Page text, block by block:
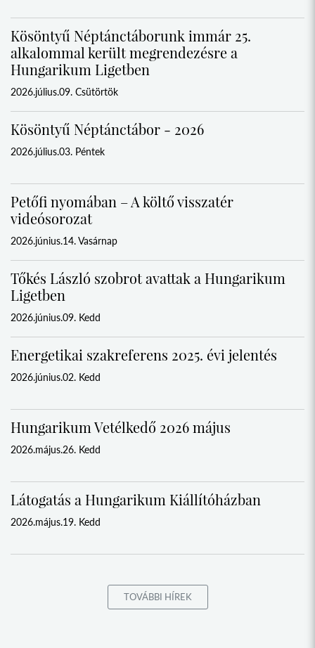
Kösöntyű Néptánctáborunk immár 25.
alkalommal került megrendezésre a
Hungarikum Ligetben
2026.július.09. Csütörtök
Kösöntyű Néptánctábor - 2026
2026.július.03. Péntek
Petőfi nyomában – A költő visszatér
videósorozat
2026.június.14. Vasárnap
Tőkés László szobrot avattak a Hungarikum
Ligetben
2026.június.09. Kedd
Energetikai szakreferens 2025. évi jelentés
2026.június.02. Kedd
Hungarikum Vetélkedő 2026 május
2026.május.26. Kedd
Látogatás a Hungarikum Kiállítóházban
2026.május.19. Kedd
TOVÁBBI HÍREK